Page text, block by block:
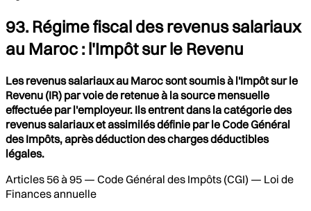
93. Régime fiscal des revenus salariaux
au Maroc : l'Impôt sur le Revenu
Les revenus salariaux au Maroc sont soumis à l'Impôt sur le
Revenu (IR) par voie de retenue à la source mensuelle
effectuée par l'employeur. Ils entrent dans la catégorie des
revenus salariaux et assimilés définie par le Code Général
des Impôts, après déduction des charges déductibles
légales.
Articles 56 à 95 — Code Général des Impôts (CGI) — Loi de
Finances annuelle